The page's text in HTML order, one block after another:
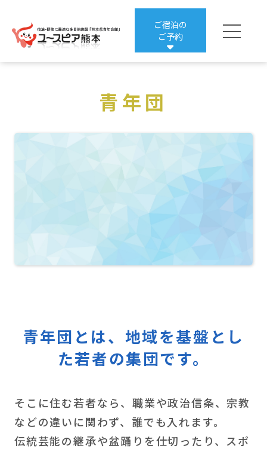
ご宿泊の
ご予約
楽天トラベルからの
ご宿泊予約はこちら
じゃらんからの
ご宿泊予約はこちら
一般・合宿プランの
青年団
青年団とは、地域を基盤とし
た若者の集団です。
そこに住む若者なら、職業や政治信条、宗教
などの違いに関わず、誰でも入れます。
伝統芸能の継承や盆踊りを仕切ったり、スポ